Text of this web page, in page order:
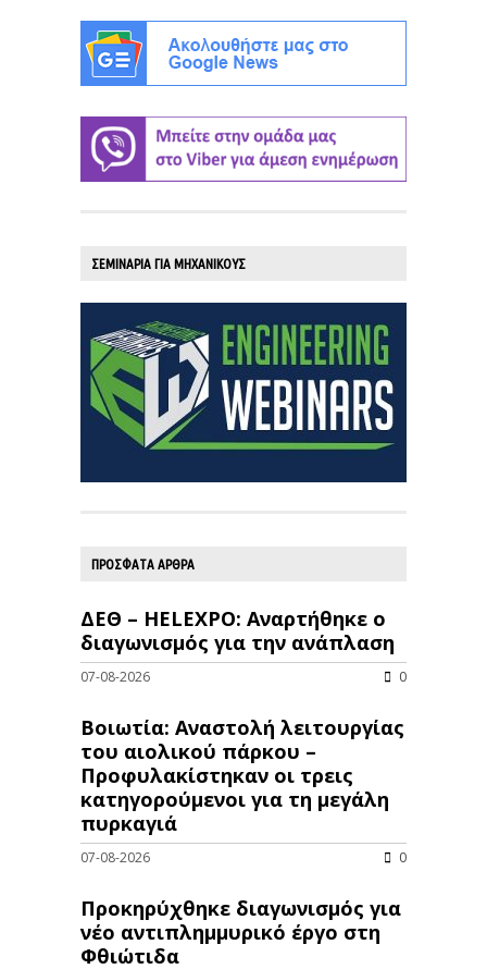
ΣΕΜΙΝΑΡΙΑ ΓΙΑ ΜΗΧΑΝΙΚΟΥΣ
ΠΡΟΣΦΑΤΑ ΑΡΘΡΑ
ΔΕΘ – HELEXPO: Αναρτήθηκε ο
διαγωνισμός για την ανάπλαση
07-08-2026 0
Βοιωτία: Αναστολή λειτουργίας
του αιολικού πάρκου –
Προφυλακίστηκαν οι τρεις
κατηγορούμενοι για τη μεγάλη
πυρκαγιά
07-08-2026 0
Προκηρύχθηκε διαγωνισμός για
νέo αντιπλημμυρικό έργο στη
Φθιώτιδα